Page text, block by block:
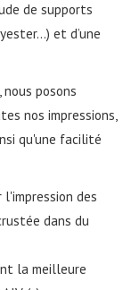
de supports
et d’une
posons
nos impressions,
qu'une facilité
des
dans du
la meilleure